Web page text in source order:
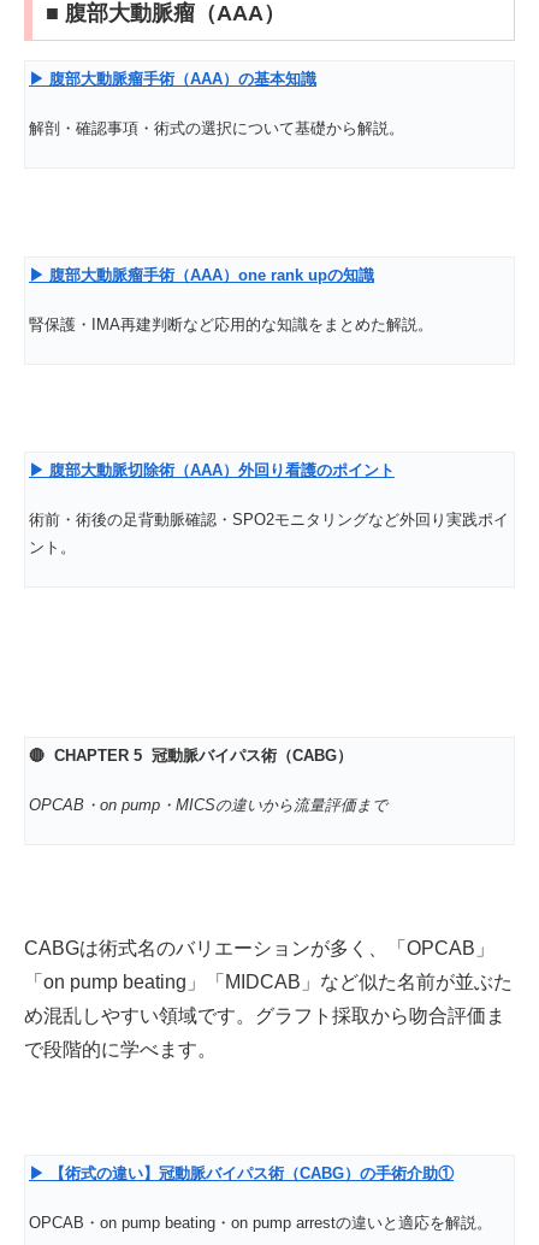
■ 腹部大動脈瘤（AAA）
▶ 腹部大動脈瘤手術（AAA）の基本知識
解剖・確認事項・術式の選択について基礎から解説。
▶ 腹部大動脈瘤手術（AAA）one rank upの知識
腎保護・IMA再建判断など応用的な知識をまとめた解説。
▶ 腹部大動脈切除術（AAA）外回り看護のポイント
術前・術後の足背動脈確認・SPO2モニタリングなど外回り実践ポイ
ント。
🔴 CHAPTER 5 冠動脈バイパス術（CABG）
OPCAB ・on pump・MICSの違いから流量評価まで
CABGは術式名のバリエーションが多く、「OPCAB」
「on pump beating」「MIDCAB」など似た名前が並ぶた
め混乱しやすい領域です。グラフト採取から吻合評価ま
で段階的に学べます。
▶ 【術式の違い】冠動脈バイパス術（CABG）の手術介助①
OPCAB・on pump beating・on pump arrestの違いと適応を解説。